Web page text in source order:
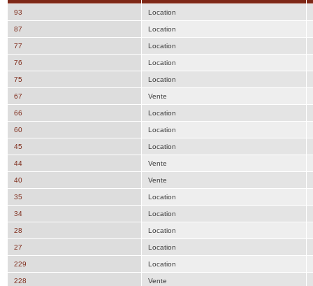
93 Location
87 Location
77 Location
76 Location
75 Location
67 Vente
66 Location
60 Location
45 Location
44 Vente
40 Vente
35 Location
34 Location
28 Location
27 Location
229 Location
228 Vente